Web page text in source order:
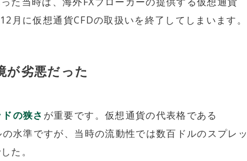
月に仮想通貨CFDの取扱いを終了してしまいます。
が劣悪だった
の狭さ が重要です。仮想通貨の代表格である
水準ですが、当時の流動性では数百ドルのスプレッ
た。